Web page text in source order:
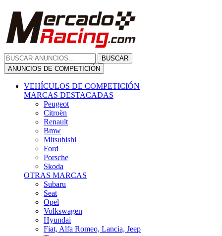
BUSCAR
ANUNCIOS DE COMPETICIÓN
VEHÍCULOS DE COMPETICIÓN
MARCAS DESTACADAS
Peugeot
Citroën
Renault
Bmw
Mitsubishi
Ford
Porsche
Skoda
OTRAS MARCAS
Subaru
Seat
Opel
Volkswagen
Hyundai
Fiat, Alfa Romeo, Lancia, Jeep
Toyota
Suzuki